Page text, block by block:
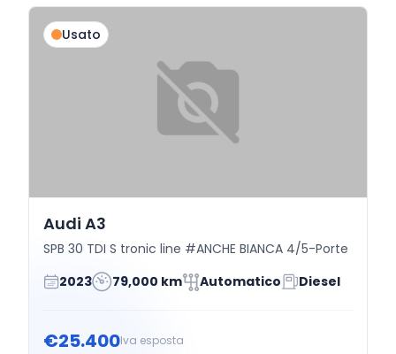
Usato
Audi A3
SPB 30 TDI S tronic line #ANCHE BIANCA 4/5-Porte
2023
79,000 km Automatico Diesel
€25.400Iva esposta